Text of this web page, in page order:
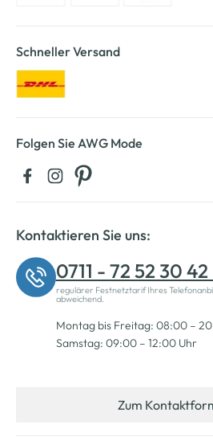
Schneller Versand
Folgen Sie AWG Mode
Kontaktieren Sie uns:
0711 - 72 52 30
regulärer Festnetztarif Ihres
abweichend.
Montag bis Freitag: 08:00 –
Samstag: 09:00 – 12:00 Uhr
Zum